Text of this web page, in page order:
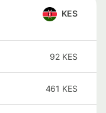
KES
92 KES
461 KES